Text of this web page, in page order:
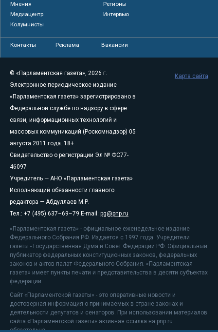
Мнения
Регионы
Медиацентр
Интервью
Колумнисты
Контакты Реклама Вакансии
© «Парламентская газета», 2026 г.
Электронное периодическое издание
«Парламентская газета» зарегистрировано в
Федеральной службе по надзору в сфере
связи, информационных технологий и
массовых коммуникаций (Роскомнадзор) 05
августа 2011 года. 18+
Свидетельство о регистрации Эл № ФС77-
46097
Учредитель — АНО «Парламентская газета»
Исполняющий обязанности главного
редактора — Абдуллаев М.Р.
Тел.: +7 (495) 637–69–79 E-mail: pg@pnp.ru
«Парламентская газета» - официальное еженедельное издание
Федерального Собрания РФ. Издается с 1997 года. Учредители
газеты - Государственная Дума и Совет Федерации РФ. Официальный
публикатор федеральных конституционных законов, федеральных
законов и актов палат Федерального Собрания. «Парламентская
газета» имеет пункты печати и представительства в десяти субъектах
федерации.
Сайт «Парламентской газеты» - это оперативные новости и
достоверная информация о принимаемых в стране законах и
деятельности депутатов и сенаторов. При использовании материалов
сайта «Парламентской газеты» активная ссылка на pnp.ru
обязательна.
Карта сайта